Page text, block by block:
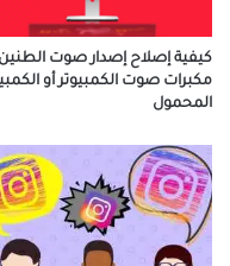
كيفية إصلاح إصدار صوت
مكبرات صوت الكمبيوتر أو
المحمول